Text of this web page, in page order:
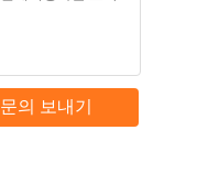
문의 보내기